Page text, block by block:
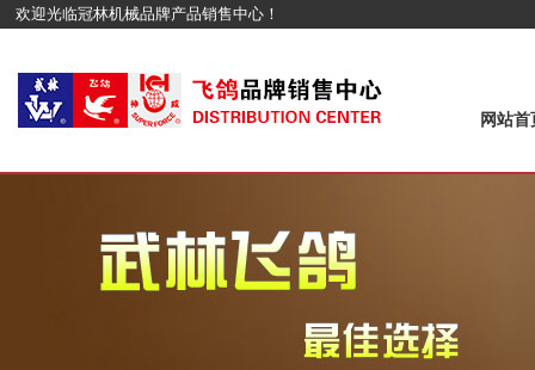
欢迎光临冠林机械品牌产品销售中心！
网站首